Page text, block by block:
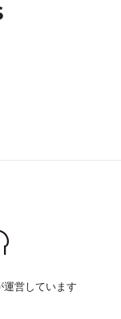
運営しています